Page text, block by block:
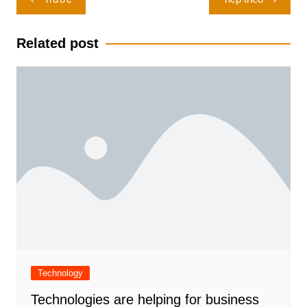
hướng
bài
Related post
Technology
Technologies are helping for business